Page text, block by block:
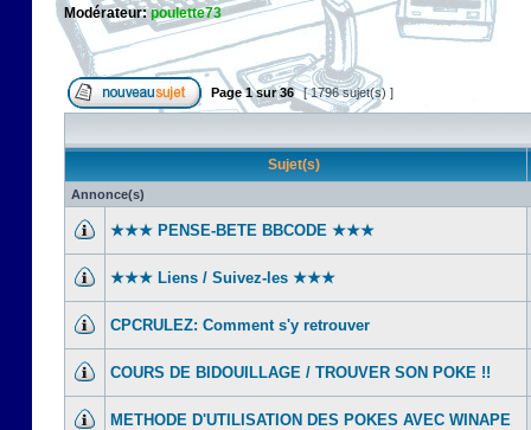
Modérateur:poulette73
Page1sur36 [ 1796 sujet(s) ]
Sujet(s)
Annonce(s)
★★★ PENSE-BETE BBCODE ★★★
★★★ Liens / Suivez-les ★★★
CPCRULEZ: Comment s'y retrouver‎
COURS DE BIDOUILLAGE / TROUVER SON POKE !!
METHODE D'UTILISATION DES POKES AVEC WINAPE